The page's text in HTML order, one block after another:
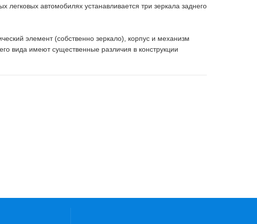
автомобилях устанавливается три зеркала заднего
элемент (собственно зеркало), корпус и механизм
вида имеют существенные различия в конструкции